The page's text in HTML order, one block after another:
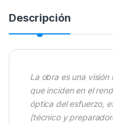
Descripción
La obra es una
que inciden en el
óptica del esfuerzo,
(técnico y